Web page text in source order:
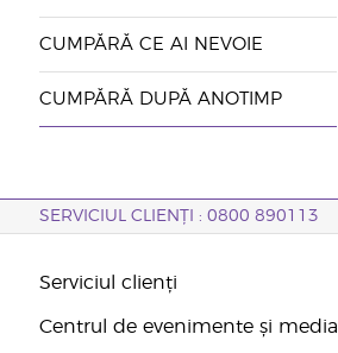
CUMPĂRĂ CE AI NEVOIE
CUMPĂRĂ DUPĂ ANOTIMP
SERVICIUL CLIENȚI : 0800 890113
Serviciul clienți
Centrul de evenimente și media